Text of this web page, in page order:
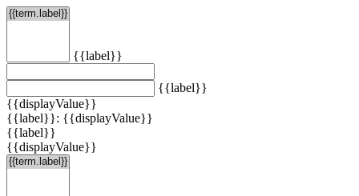
{{label}}
{{label}}
{{displayValue}}
{{label}}: {{displayValue}}
{{label}}
{{displayValue}}